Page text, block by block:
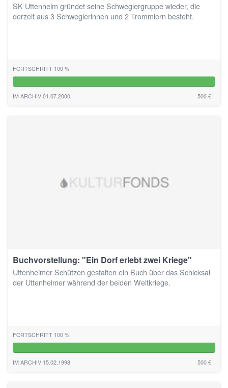
SK Uttenheim gründet seine Schweglergruppe wieder, die
derzeit aus 3 Schweglerinnen und 2 Trommlern besteht.
FORTSCHRITT 100 %
IM ARCHIV 01.07.2000 500 €
Buchvorstellung: "Ein Dorf erlebt zwei Kriege"
Uttenheimer Schützen gestalten ein Buch über das Schicksal
der Uttenheimer während der beiden Weltkriege.
FORTSCHRITT 100 %
IM ARCHIV 15.02.1998 500 €